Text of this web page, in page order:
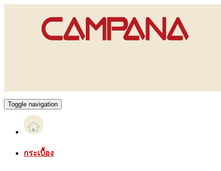
Toggle navigation
กระเบื้อง